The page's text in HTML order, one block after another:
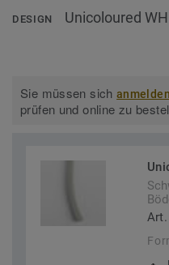
DESIGN Unicoloured
Sie müssen sichanmelden
prüfen und online zu
Art.